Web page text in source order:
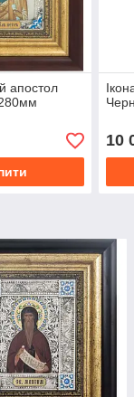
апостол
10